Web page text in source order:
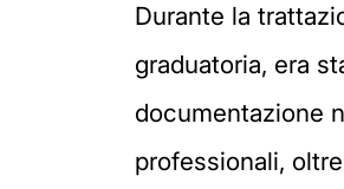
Durante la
graduatoria, era
documentazione
professionali,